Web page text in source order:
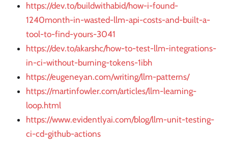
https://dev.to/buildwithabid/how-i-found-
1240month-in-wasted-llm-api-costs-and-built-a-
tool-to-find-yours-3041
https://dev.to/akarshc/how-to-test-llm-integrations-
in-ci-without-burning-tokens-1ibh
https://eugeneyan.com/writing/llm-patterns/
https://martinfowler.com/articles/llm-learning-
loop.html
https://www.evidentlyai.com/blog/llm-unit-testing-
ci-cd-github-actions